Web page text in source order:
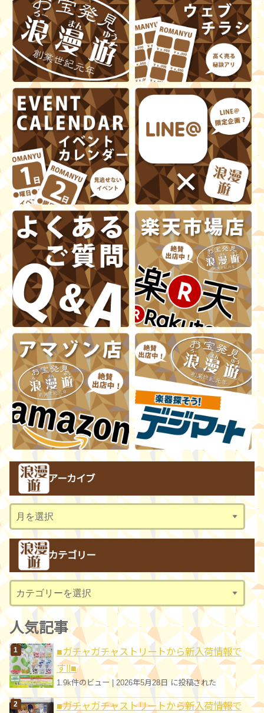
アーカイブ
ー
ブ
カテゴリー
テ
ゴ
リ
ー
人気記事
■ガチャガチャストリートから新入荷情報で
す!!■
1.9k件のビュー | 2026年5月28日 に投稿された
■ガチャガチャストリートから新入荷情報で